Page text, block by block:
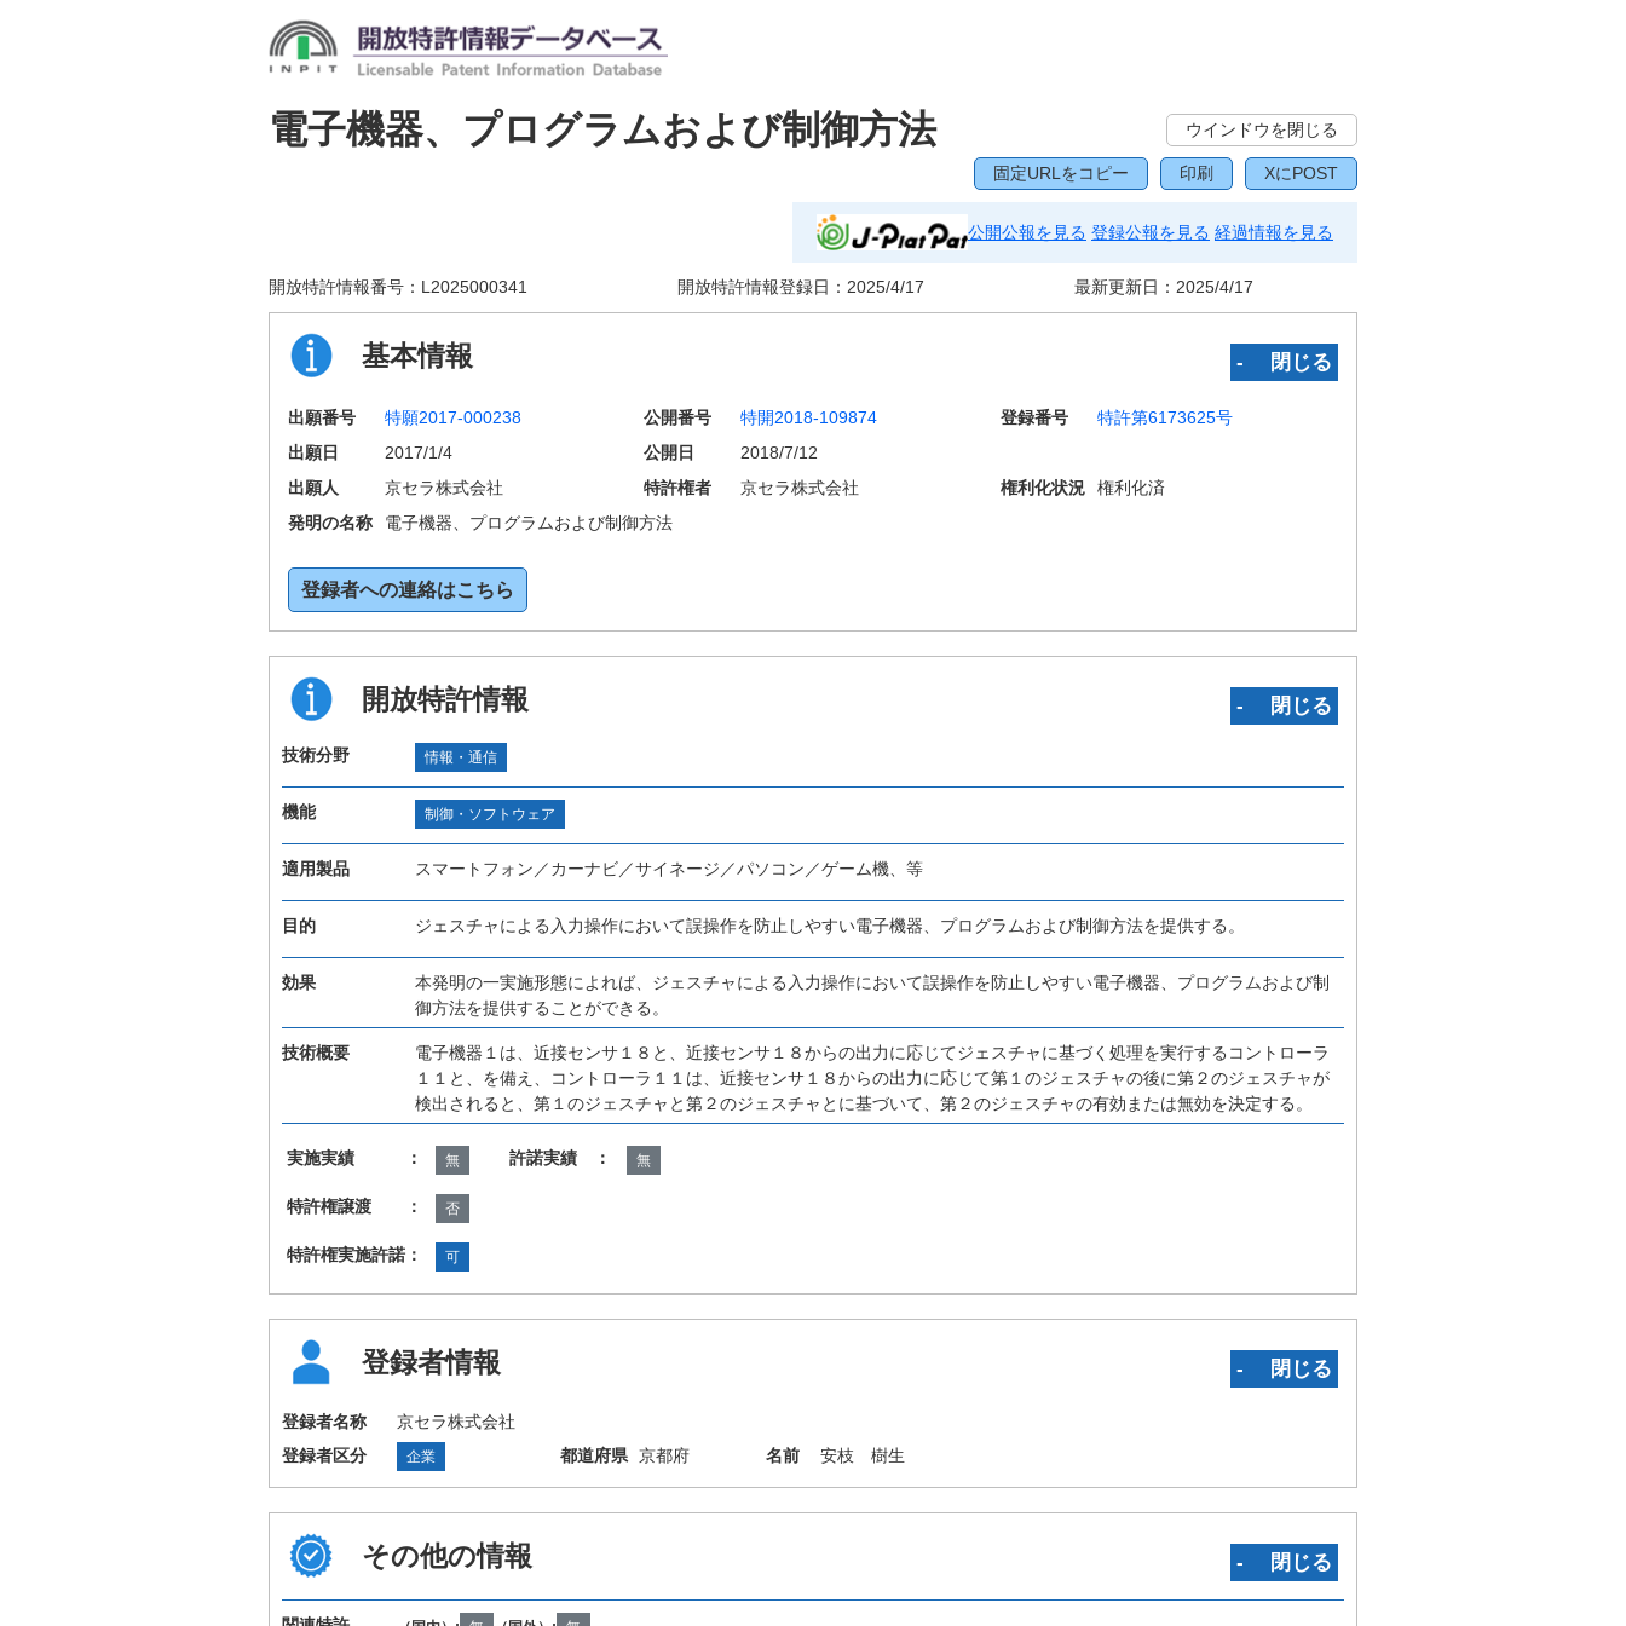
電子機器、プログラムおよび制御方法 ウインドウを閉じる
固定URLをコピー 印刷 XにPOST
公開公報を見る 登録公報を見る 経過情報を見る
開放特許情報番号： L2025000341 開放特許情報登録日： 2025/4/17 最新更新日： 2025/4/17
基本情報 ‐ 閉じる
出願番号 特願2017-000238 公開番号 特開2018-109874 登録番号
特許第6173625号
出願日
2017/1/4 公開日
2018/7/12
出願人
京セラ株式会社 特許権者 京セラ株式会社 権利化状況
権利化済
発明の名称
電子機器、プログラムおよび制御方法
登録者への連絡はこちら
開放特許情報 ‐ 閉じる
技術分野 情報・通信
機能 制御・ソフトウェア
適用製品 スマートフォン／カーナビ／サイネージ／パソコン／ゲーム機、等
目的 ジェスチャによる入力操作において誤操作を防止しやすい電子機器、プログラムおよび制御方法を提供する。
効果
本発明の一実施形態によれば、ジェスチャによる入力操作において誤操作を防止しやすい電子機器、プログラムおよび制
御方法を提供することができる。
技術概要
電子機器１は、近接センサ１８と、近接センサ１８からの出力に応じてジェスチャに基づく処理を実行するコントローラ
１１と、を備え、コントローラ１１は、近接センサ１８からの出力に応じて第１のジェスチャの後に第２のジェスチャが
検出されると、第１のジェスチャと第２のジェスチャとに基づいて、第２のジェスチャの有効または無効を決定する。
実施実績 ： 無 許諾実績 ： 無
特許権譲渡 ： 否
特許権実施許諾： 可
登録者情報 ‐ 閉じる
登録者名称
京セラ株式会社
登録者区分
企業 都道府県 京都府 名前 安枝 樹生
その他の情報 ‐ 閉じる